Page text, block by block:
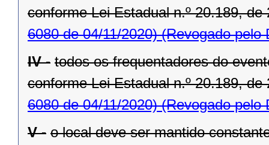
conforme Lei Estadual n.º 20.189, de
6080 de 04/11/2020)(Revogado pelo
IV - todos os frequentadores do
conforme Lei Estadual n.º 20.189, de
6080 de 04/11/2020)(Revogado pelo
V - o local deve ser mantido